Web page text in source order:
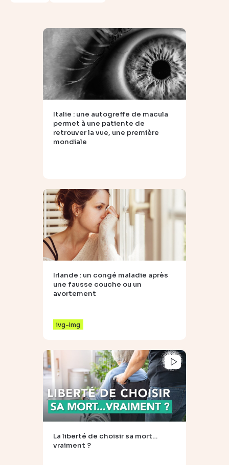
Italie : une autogreffe de macula
permet à une patiente de
retrouver la vue, une première
mondiale
Irlande : un congé maladie après
une fausse couche ou un
avortement
ivg-img
La liberté de choisir sa mort…
vraiment ?